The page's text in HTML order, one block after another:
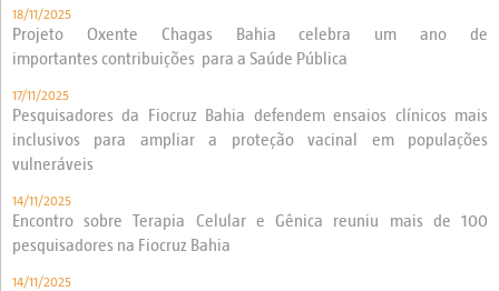
18/11/2025
Projeto Oxente Chagas Bahia celebra um ano de
importantes contribuições para a Saúde Pública
17/11/2025
Pesquisadores da Fiocruz Bahia defendem ensaios clínicos mais
inclusivos para ampliar a proteção vacinal em populações
vulneráveis
14/11/2025
Encontro sobre Terapia Celular e Gênica reuniu mais de 100
pesquisadores na Fiocruz Bahia
14/11/2025